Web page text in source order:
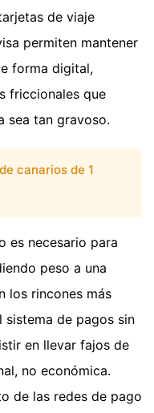
de viaje
permiten mantener
forma digital,
friccionales que
sea tan gravoso.
canarios de 1
es necesario para
peso a una
los rincones más
sistema de pagos sin
en llevar fajos de
no económica.
de las redes de pago